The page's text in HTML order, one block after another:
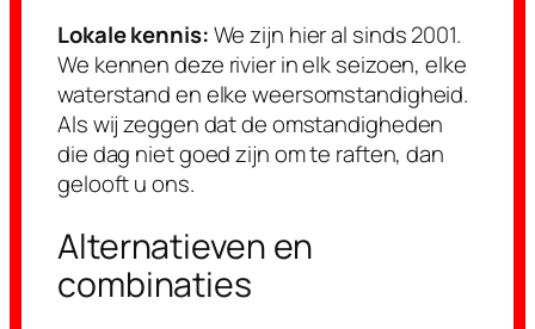
Lokale kennis:We zijn hier al sinds 2001.
We kennen deze rivier in elk seizoen, elke
waterstand en elke weersomstandigheid.
Als wij zeggen dat de omstandigheden
die dag niet goed zijn om te raften, dan
gelooft u ons.
Alternatieven en
combinaties